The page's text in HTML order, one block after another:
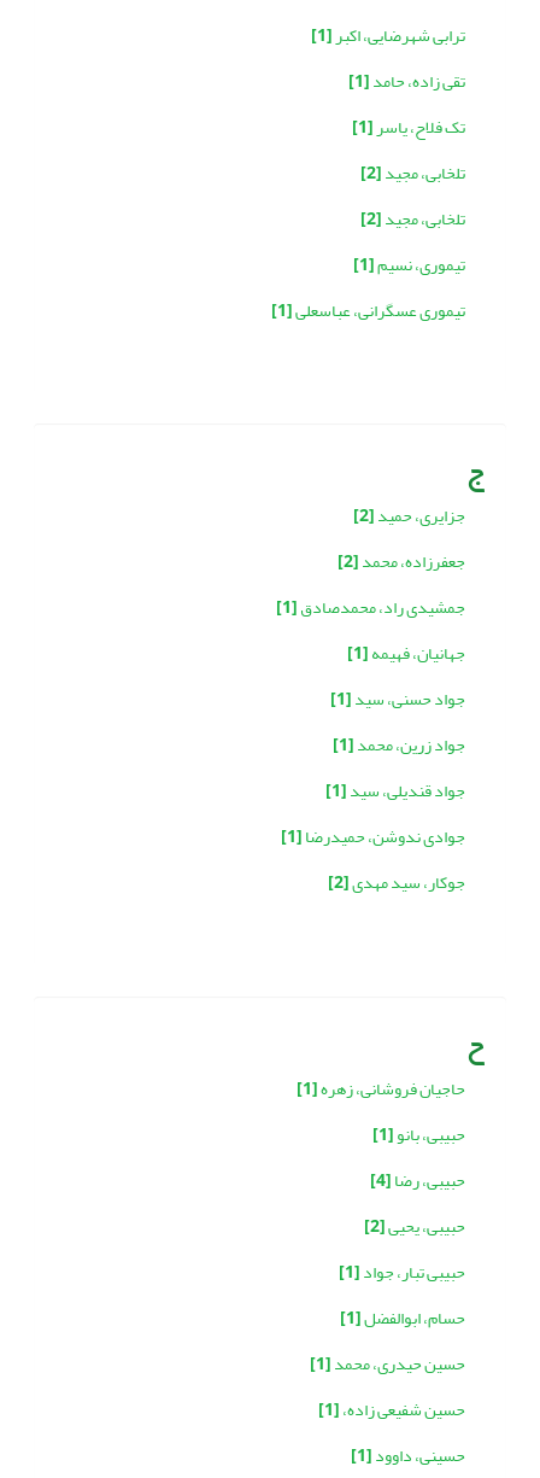
ترابی شهرضایی، اکبر[1]
تقی زاده، حامد[1]
تک فلاح، یاسر[1]
تلخابی، مجید[2]
تلخابی، مجید[2]
تیموری، نسیم[1]
تیموری عسگرانی، عباسعلی[1]
ج
جزایری، حمید[2]
جعفرزاده، محمد[2]
جمشیدی راد، محمدصادق[1]
جهانیان، فهیمه[1]
جواد حسنی، سید[1]
جواد زرین، محمد[1]
جواد قندیلی، سید[1]
جوادی ندوشن، حمیدرضا[1]
جوکار، سید مهدی[2]
ح
حاجیان فروشانی، زهره[1]
حبیبی، بانو[1]
حبیبی، رضا[4]
حبیبی، یحیی[2]
حبیبی تبار، جواد[1]
حسام، ابوالفضل[1]
حسین حیدری، محمد[1]
حسین شفیعی زاده،[1]
حسینی، داوود[1]